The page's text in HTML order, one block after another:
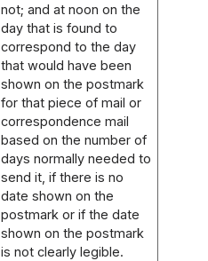
not; and at noon on the
day that is found to
correspond to the day
that would have been
shown on the postmark
for that piece of mail or
correspondence mail
based on the number of
days normally needed to
send it, if there is no
date shown on the
postmark or if the date
shown on the postmark
is not clearly legible.